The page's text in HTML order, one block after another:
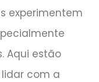
experimentem
Aqui estão
com a